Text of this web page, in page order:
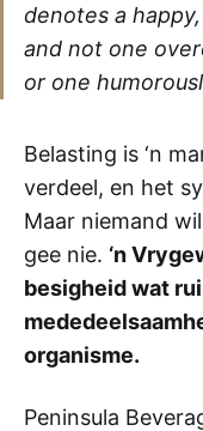
denotes a
and not one
or one
Belasting is ‘n
verdeel, en het
Maar niemand
gee nie. ‘n
besigheid wat
organisme.
Peninsula